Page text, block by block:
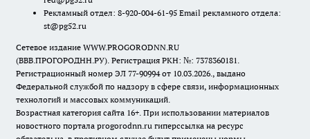
Рекламный отдел: 8-920-004-61-95 Email рекламного отдела:
st@pg52.ru
Сетевое издание WWW.PROGORODNN.RU
(ВВВ.ПРОГОРОДНН.РУ). Регистрация РКН: №: 7378360181.
Регистрационный номер ЭЛ 77-90994 от 10.03.2026., выдано
Федеральной службой по надзору в сфере связи, информационных
технологий и массовых коммуникаций.
Возрастная категория сайта 16+. При использовании материалов
новостного портала progorodnn.ru гиперссылка на ресурс